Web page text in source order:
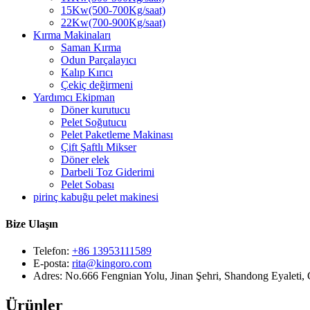
15Kw(500-700Kg/saat)
22Kw(700-900Kg/saat)
Kırma Makinaları
Saman Kırma
Odun Parçalayıcı
Kalıp Kırıcı
Çekiç değirmeni
Yardımcı Ekipman
Döner kurutucu
Pelet Soğutucu
Pelet Paketleme Makinası
Çift Şaftlı Mikser
Döner elek
Darbeli Toz Giderimi
Pelet Sobası
pirinç kabuğu pelet makinesi
Bize Ulaşın
Telefon: +86 13953111589
E-posta: rita@kingoro.com
Adres: No.666 Fengnian Yolu, Jinan Şehri, Shandong Eyaleti,
Ürünler